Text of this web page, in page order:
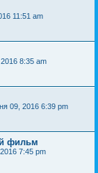
11:51 am
8:35 am
09, 2016 6:39 pm
фильм
7:45 pm